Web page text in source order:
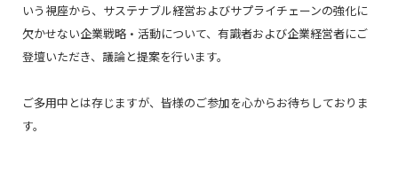
いう視座から、サステナブル経営およびサプライチェーンの強化に
欠かせない企業戦略・活動について、有識者および企業経営者にご
登壇いただき、議論と提案を行います。
ご多用中とは存じますが、皆様のご参加を心からお待ちしておりま
す。